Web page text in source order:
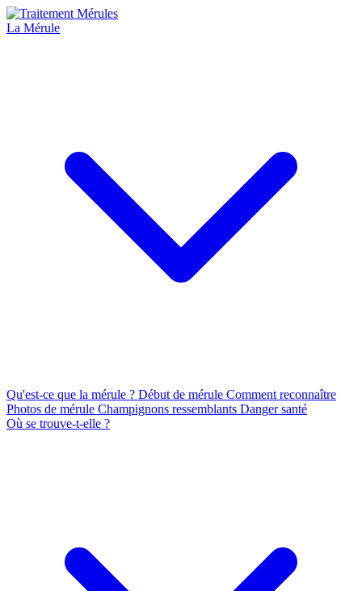
La Mérule
Qu'est-ce que la mérule ? Début de mérule Comment reconnaître
Photos de mérule Champignons ressemblants Danger santé
Où se trouve-t-elle ?